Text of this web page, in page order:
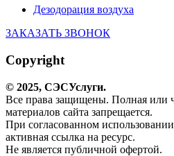
Дезодорация воздуха
ЗАКАЗАТЬ ЗВОНОК
Copyright
© 2025, СЭСУслуги.
Все права защищены. Полная или
материалов сайта запрещается.
При согласованном
активная ссылка на ресурс.
Не является публичной офертой.